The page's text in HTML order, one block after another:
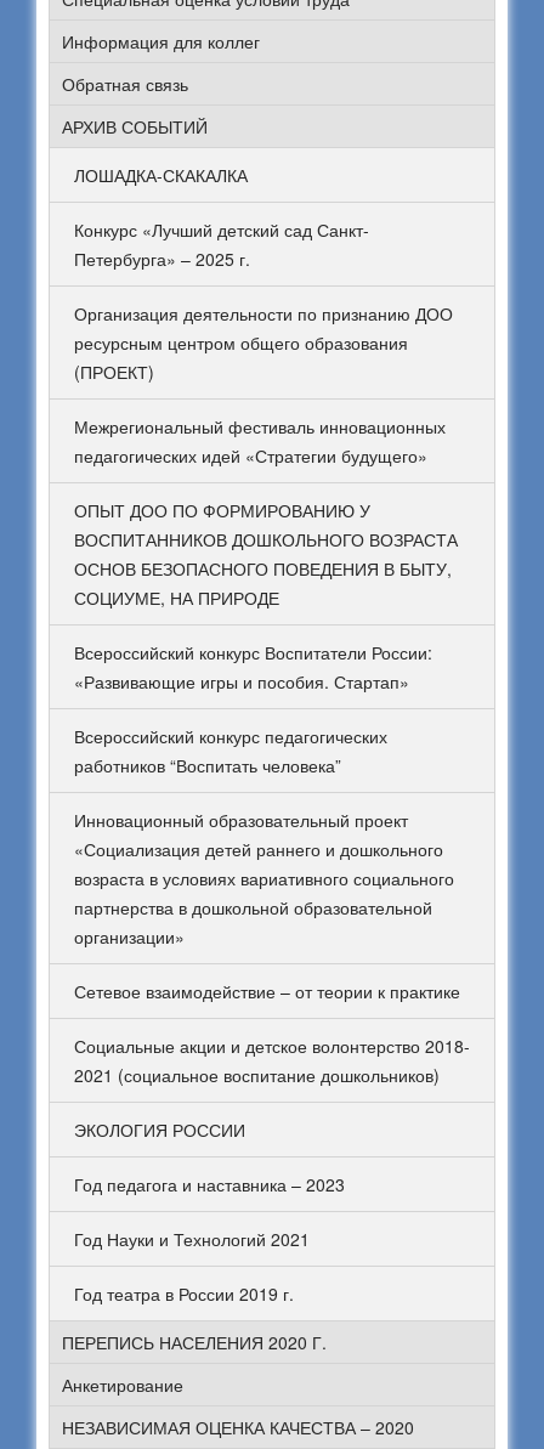
Информация для коллег
Обратная связь
АРХИВ СОБЫТИЙ
ЛОШАДКА-СКАКАЛКА
Конкурс «Лучший детский сад Санкт-
Петербурга» – 2025 г.
Организация деятельности по признанию ДОО
ресурсным центром общего образования
(ПРОЕКТ)
Межрегиональный фестиваль инновационных
педагогических идей «Стратегии будущего»
ОПЫТ ДОО ПО ФОРМИРОВАНИЮ У
ВОСПИТАННИКОВ ДОШКОЛЬНОГО ВОЗРАСТА
ОСНОВ БЕЗОПАСНОГО ПОВЕДЕНИЯ В БЫТУ,
СОЦИУМЕ, НА ПРИРОДЕ
Всероссийский конкурс Воспитатели России:
«Развивающие игры и пособия. Стартап»
Всероссийский конкурс педагогических
работников “Воспитать человека”
Инновационный образовательный проект
«Социализация детей раннего и дошкольного
возраста в условиях вариативного социального
партнерства в дошкольной образовательной
организации»
Сетевое взаимодействие – от теории к практике
Социальные акции и детское волонтерство 2018-
2021 (социальное воспитание дошкольников)
ЭКОЛОГИЯ РОССИИ
Год педагога и наставника – 2023
Год Науки и Технологий 2021
Год театра в России 2019 г.
ПЕРЕПИСЬ НАСЕЛЕНИЯ 2020 Г.
Анкетирование
НЕЗАВИСИМАЯ ОЦЕНКА КАЧЕСТВА – 2020